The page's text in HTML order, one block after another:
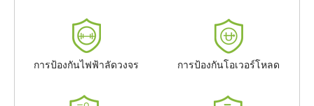
การป้องกันไฟฟ้าลัดวงจร การป้องกันโอเวอร์โหลด